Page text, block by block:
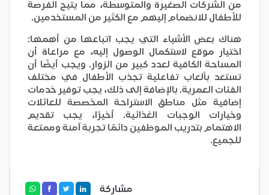
من الشركات الصغيرة والمتوسطة، مما يتيح الفرصة
للأطفال للانضمام إليهم مع الكثير من المستخدمين.
هناك بعض الأشياء التي يجب اتباعها من أهمها:
اختيار موقع لاستكمال الوصول إليه، مع مراعاة أن
المساحة الكافية لعدد كبير من الزوار. ويجب أيضًا أن
تستعد بألعاب تفاعلية تجذب الأطفال في مختلف
الفئات العمرية. بالإضافة إلى ذلك، يجب توفير خدمات
إضافية مثل مناطق الاستراحة المخصصة للعائلات
وخيارات الوجبات الغذائية. أخيرًا، يجب تقديم
الاهتمام بتدريب الموظفين دائمًا تجربة آمنة وممتعة
للجميع.
مشاركة